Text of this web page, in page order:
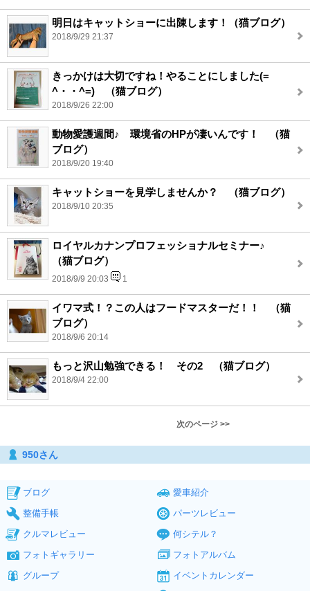
明日はキャットショーに出陳します！（猫ブログ）
2018/9/29 21:37
きっかけは大切ですね！やることにしました(=
^・・^=) （猫ブログ）
2018/9/26 22:00
動物愛護週間♪ 環境省のHPが凄いんです！ （猫
ブログ）
2018/9/20 19:40
キャットショーを見学しませんか？ （猫ブログ）
2018/9/10 20:35
ロイヤルカナンプロフェッショナルセミナー♪
（猫ブログ）
2018/9/9 20:03 1
イワマ式！？この人はフードマスターだ！！ （猫
ブログ）
2018/9/6 20:14
もっと沢山勉強できる！ その2 （猫ブログ）
2018/9/4 22:00
次のページ >>
950さん
ブログ
愛車紹介
整備手帳
パーツレビュー
クルマレビュー
何シテル？
フォトギャラリー
フォトアルバム
グループ
イベントカレンダー